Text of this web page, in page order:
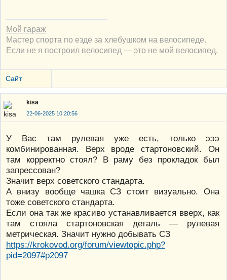
Мой гараж
Мастер спорта по езде за хлебушком на велосипеде.
Если не я построил велосипед — это не мой велосипед.
Сайт
kisa
22-06-2025 10:20:56
У Вас там рулевая уже есть, только эээ
комбинированная. Верх вроде стартоновский. Он
там корректно стоял? В раму без прокладок был
запрессован?
Значит верх советского стандарта.
А внизу вообще чашка СЗ стоит визуально. Она
тоже советского стандарта.
Если она так же красиво устанавливается вверх, как
там стояла стартоновская деталь — рулевая
метрическая. Значит нужно добывать СЗ
https://krokovod.org/forum/viewtopic.php?
pid=2097#p2097